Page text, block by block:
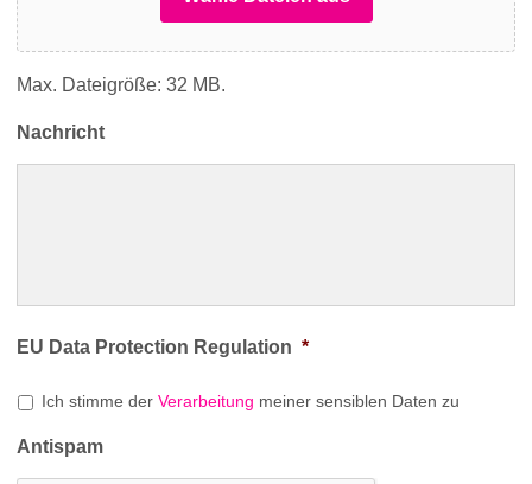
Max. Dateigröße: 32 MB.
Nachricht
EU Data Protection Regulation *
Ich stimme der Verarbeitung meiner sensiblen Daten zu
Antispam